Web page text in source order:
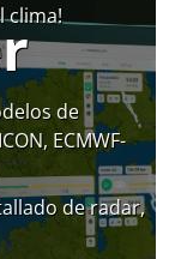
clima!
de
ECMWF-
de radar,